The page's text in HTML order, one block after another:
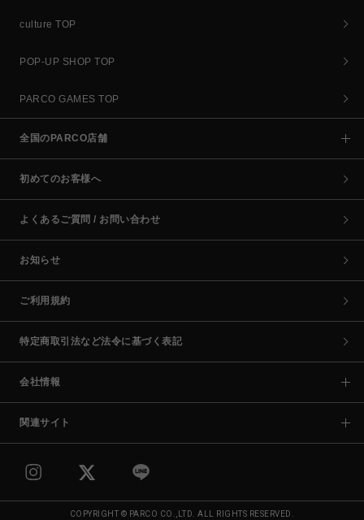
culture TOP
POP-UP SHOP TOP
PARCO GAMES TOP
全国のPARCO店舗
初めてのお客様へ
よくあるご質問 / お問い合わせ
お知らせ
ご利用規約
特定商取引法など法令に基づく表記
会社情報
関連サイト
COPYRIGHT © PARCO CO.,LTD. ALL RIGHTS RESERVED.